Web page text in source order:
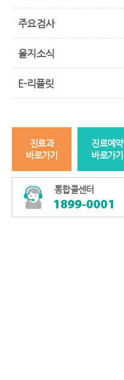
주요검사
을지소식
E-리플릿
진료과
바로가기
진료예약
바로가기
통합콜센터